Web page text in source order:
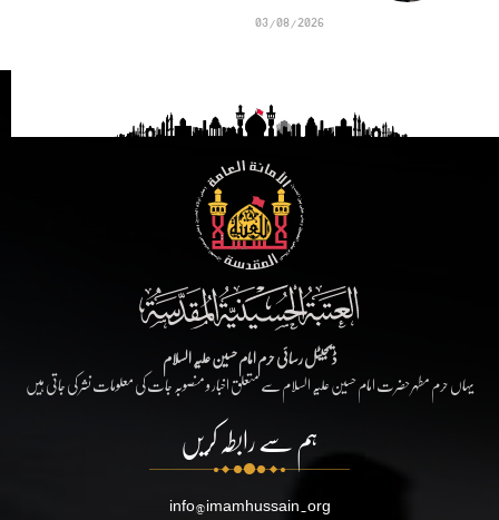
03/08/2026
ڈیجیٹل رسائی حرم امام حسین علیہ السلام
یہاں حرم مطہر حضرت امام حسین علیہ السلام سے متعلق اخبار و منصوبہ جات کی معلومات نشر کی جاتی ہیں
ہم سے رابطہ کریں
info@imamhussain.org